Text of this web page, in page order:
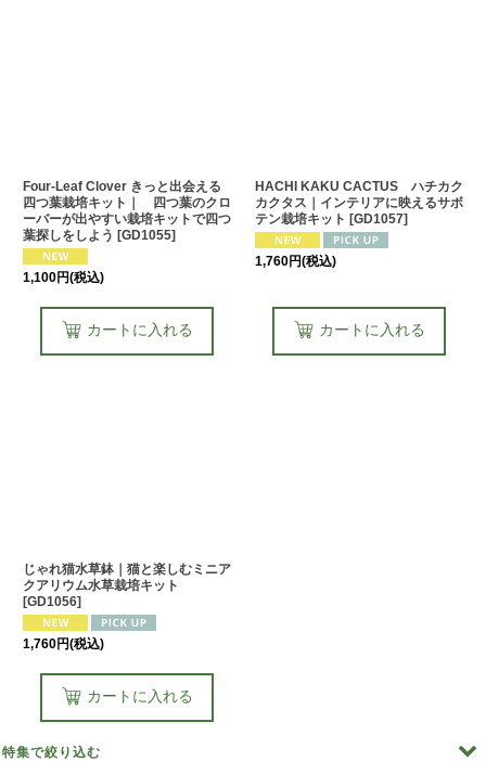
Four-Leaf Clover きっと出会える
四つ葉栽培キット｜ 四つ葉のクロ
ーバーが出やすい栽培キットで四つ
葉探しをしよう [GD1055]
1,100円(税込)
カートに入れる
HACHI KAKU CACTUS ハチカク
カクタス｜インテリアに映えるサボ
テン栽培キット [GD1057]
1,760円(税込)
カートに入れる
じゃれ猫水草鉢｜猫と楽しむミニア
クアリウム水草栽培キット
[GD1056]
1,760円(税込)
カートに入れる
特集で絞り込む